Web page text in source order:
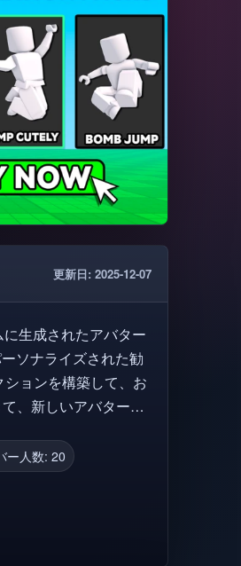
更新日: 2025-12-07
生成されたアバター
ソナライズされた勧
ョンを構築して、お
、新しいアバターや
すべて
り、すべての
アイディア, アバタ
ー, 安いアバター,
ー人数: 20